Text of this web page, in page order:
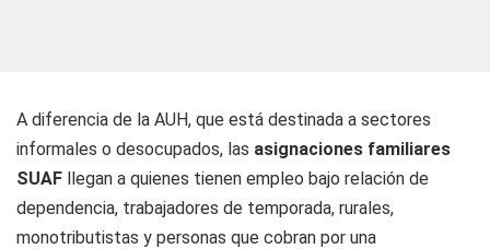
A diferencia de la AUH, que está destinada a sectores
informales o desocupados, las asignaciones familiares
SUAF llegan a quienes tienen empleo bajo relación de
dependencia, trabajadores de temporada, rurales,
monotributistas y personas que cobran por una